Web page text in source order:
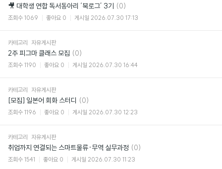
🎥 대학생 연합 독서동아리 ‘북로그’ 3기 댓
글
(0)
조회수 1069 좋아요 0 게시일 2026.07.30 17:13
카테고리 자유게시판
2주 피그마 클래스 모집 댓
글
(0)
조회수 1190 좋아요 0 게시일 2026.07.30 16:44
카테고리 자유게시판
[모집] 일본어 회화 스터디 댓
글
(0)
조회수 1196 좋아요 0 게시일 2026.07.30 12:23
카테고리 자유게시판
취업까지 연결되는 스마트물류·무역 실무과정 댓
글
(0)
조회수 1541 좋아요 0 게시일 2026.07.30 11:23